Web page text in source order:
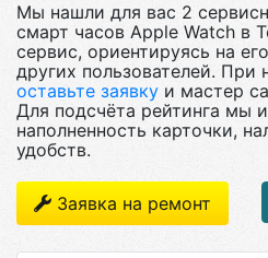
Мы нашли для вас 2
смарт часов Apple Watch в
сервис, ориентируясь на
других пользователей. При
оставьте заявку и мастер
Для подсчёта рейтинга мы
наполненность карточки,
удобств.
Заявка на ремонт